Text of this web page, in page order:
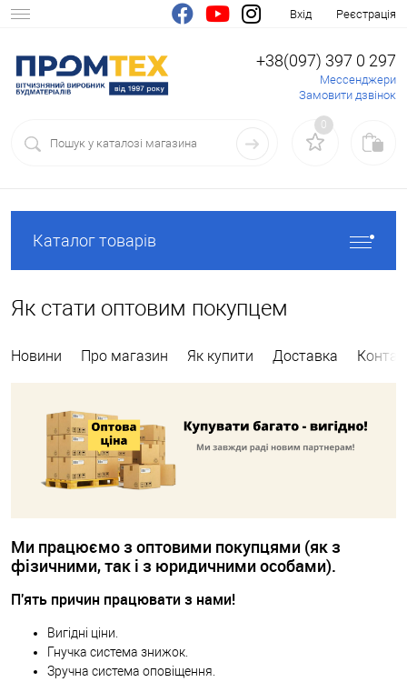
Вхід Реєстрація
+38(097) 397 0 297
Мессенджери
Замовити дзвінок
0
Каталог товарів
Як стати оптовим покупцем
Новини Про магазин Як купити Доставка
Ми працюємо з оптовими покупцями (як з
фізичними, так і з юридичними особами).
П'ять причин працювати з нами!
Вигідні ціни.
Гнучка система знижок.
Зручна система оповіщення.